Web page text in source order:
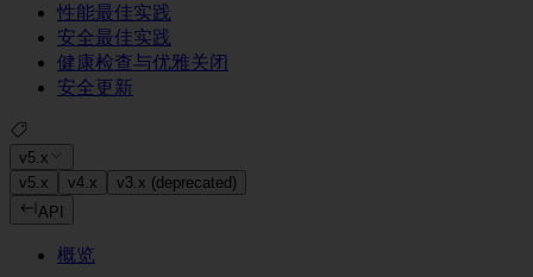
性能最佳实践
安全最佳实践
健康检查与优雅关闭
安全更新
v5.x
v5.x
v4.x
v3.x (deprecated)
API
概览